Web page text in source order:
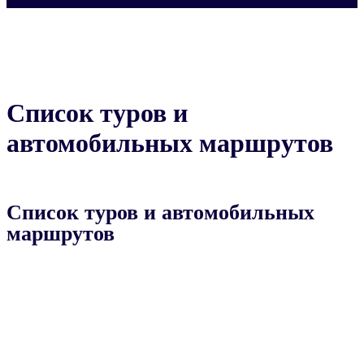
Список туров и
автомобильных маршрутов
Список туров и автомобильных
маршрутов